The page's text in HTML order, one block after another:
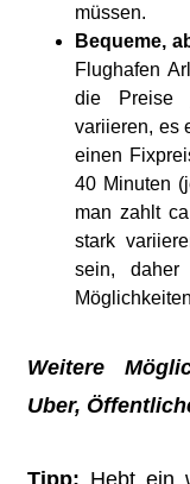
müssen.
Bequeme,
Flughafen
die Preise
variieren, es
einen
40 Minuten
man zahlt
stark
sein,
Weitere
Uber,
Tipp: Hebt ein